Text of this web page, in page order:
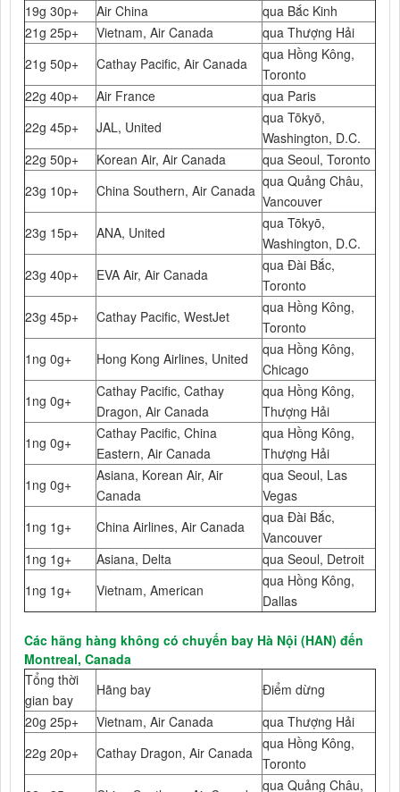
19g 30p+
Air China
qua Bắc Kinh
21g 25p+
Vietnam, Air Canada
qua Thượng Hải
21g 50p+
Cathay Pacific, Air Canada
qua Hồng Kông,
Toronto
22g 40p+
Air France
qua Paris
22g 45p+
JAL, United
qua Tōkyō,
Washington, D.C.
22g 50p+
Korean Air, Air Canada
qua Seoul, Toronto
23g 10p+
China Southern, Air Canada
qua Quảng Châu,
Vancouver
23g 15p+
ANA, United
qua Tōkyō,
Washington, D.C.
23g 40p+
EVA Air, Air Canada
qua Đài Bắc,
Toronto
23g 45p+
Cathay Pacific, WestJet
qua Hồng Kông,
Toronto
1ng 0g+
Hong Kong Airlines, United
qua Hồng Kông,
Chicago
1ng 0g+
Cathay Pacific, Cathay
Dragon, Air Canada
qua Hồng Kông,
Thượng Hải
1ng 0g+
Cathay Pacific, China
Eastern, Air Canada
qua Hồng Kông,
Thượng Hải
1ng 0g+
Asiana, Korean Air, Air
Canada
qua Seoul, Las
Vegas
1ng 1g+
China Airlines, Air Canada
qua Đài Bắc,
Vancouver
1ng 1g+
Asiana, Delta
qua Seoul, Detroit
1ng 1g+
Vietnam, American
qua Hồng Kông,
Dallas
Các hãng hàng không có chuyến bay Hà Nội (HAN) đến
Montreal, Canada
Tổng thời
gian bay
Hãng bay
Điểm dừng
20g 25p+
Vietnam, Air Canada
qua Thượng Hải
22g 20p+
Cathay Dragon, Air Canada
qua Hồng Kông,
Toronto
qua Quảng Châu,